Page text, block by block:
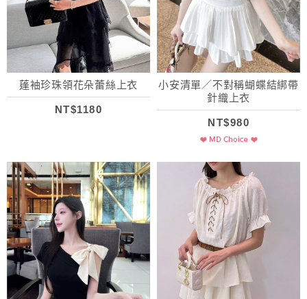
蓬袖珍珠領花朵蕾絲上衣
NT$1180
小安清單／不對稱蝴蝶結綁帶
針織上衣
NT$980